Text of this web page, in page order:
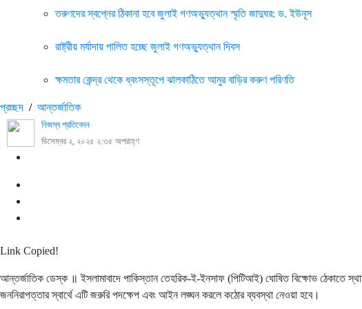
তরুণদের স্বপ্নের ঠিকানা হবে জুলাই গণঅভ্যুত্থান স্মৃতি জাদুঘর: ড. ইউনূস
রাষ্ট্রীয় মর্যাদায় পালিত হচ্ছে জুলাই গণঅভ্যুত্থান দিবস
ক্ষমতার কেন্দ্র থেকে ধ্বংসস্তূপে ঝালকাঠিতে আমুর বাড়ির করুণ পরিণতি
প্রচ্ছদ / আন্তর্জাতিক
নিজস্ব প্রতিবেদন
ডিসেম্বর ২, ২০২৫ ২:৩৫ অপরাহ্ণ
Link Copied!
আন্তর্জাতিক ডেস্ক ॥ ইসলামাবাদে পাকিস্তান তেহরিক-ই-ইনসাফ (পিটিআই) ঘোষিত বিক্ষোভ ঠেকাতে
জননিরাপত্তার স্বার্থে এটি জরুরি পদক্ষেপ এবং আইন লঙ্ঘন করলে কঠোর ব্যবস্থা নেওয়া হবে।